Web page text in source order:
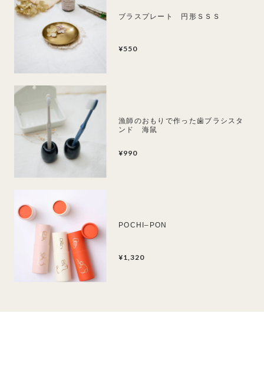
ブラスプレート 円形ＳＳＳ
¥550
漁師のおもりで作った歯ブラシスタ
ンド 海鼠
¥990
POCHI–PON
¥1,320